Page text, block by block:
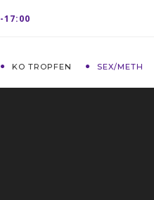
17:00
KO TROPFEN SEX/METH